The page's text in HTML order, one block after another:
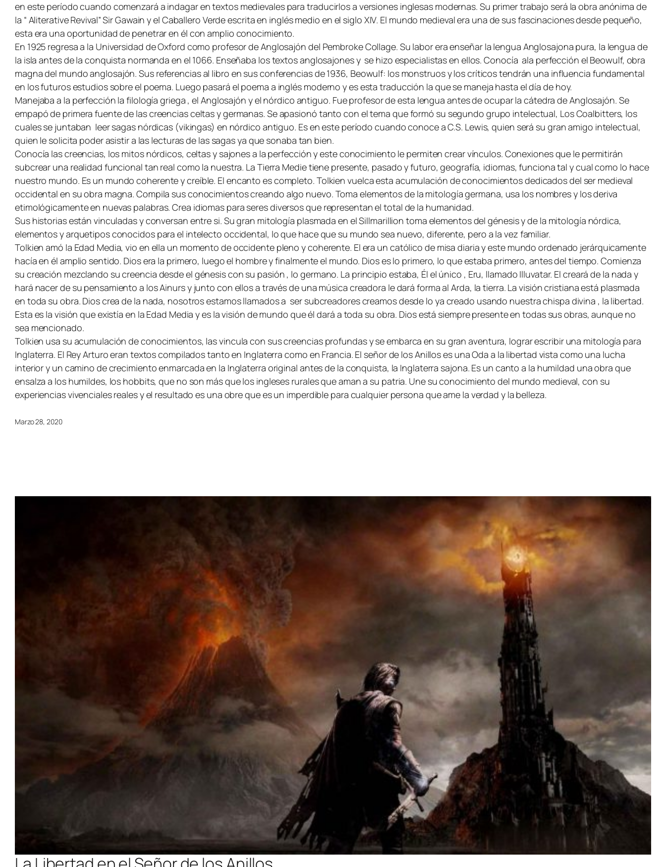
en este período cuando comenzará a indagar en textos medievales para traducirlos a versiones inglesas modernas. Su primer trabajo será la obra anónima de
la “ Aliterative Revival” Sir Gawain y el Caballero Verde escrita en inglés medio en el siglo XIV. El mundo medieval era una de sus fascinaciones desde pequeño,
esta era una oportunidad de penetrar en él con amplio conocimiento.
En 1925 regresa a la Universidad de Oxford como profesor de Anglosajón del Pembroke Collage. Su labor era enseñar la lengua Anglosajona pura, la lengua de
la isla antes de la conquista normanda en el 1066. Enseñaba los textos anglosajones y se hizo especialistas en ellos. Conocía ala perfección el Beowulf, obra
magna del mundo anglosajón. Sus referencias al libro en sus conferencias de 1936, Beowulf: los monstruos y los críticos tendrán una influencia fundamental
en los futuros estudios sobre el poema. Luego pasará el poema a inglés moderno y es esta traducción la que se maneja hasta el día de hoy.
Manejaba a la perfección la filología griega , el Anglosajón y el nórdico antiguo. Fue profesor de esta lengua antes de ocupar la cátedra de Anglosajón. Se
empapó de primera fuente de las creencias celtas y germanas. Se apasionó tanto con el tema que formó su segundo grupo intelectual, Los Coalbitters, los
cuales se juntaban leer sagas nórdicas (vikingas) en nórdico antiguo. Es en este período cuando conoce a C.S. Lewis, quien será su gran amigo intelectual,
quien le solicita poder asistir a las lecturas de las sagas ya que sonaba tan bien.
Conocía las creencias, los mitos nórdicos, celtas y sajones a la perfección y este conocimiento le permiten crear vínculos. Conexiones que le permitirán
subcrear una realidad funcional tan real como la nuestra. La Tierra Medie tiene presente, pasado y futuro, geografía, idiomas, funciona tal y cual como lo hace
nuestro mundo. Es un mundo coherente y creíble. El encanto es completo. Tolkien vuelca esta acumulación de conocimientos dedicados del ser medieval
occidental en su obra magna. Compila sus conocimientos creando algo nuevo. Toma elementos de la mitología germana, usa los nombres y los deriva
etimológicamente en nuevas palabras. Crea idiomas para seres diversos que representan el total de la humanidad.
Sus historias están vinculadas y conversan entre si. Su gran mitología plasmada en el Sillmarillion toma elementos del génesis y de la mitología nórdica,
elementos y arquetipos conocidos para el intelecto occidental, lo que hace que su mundo sea nuevo, diferente, pero a la vez familiar.
Tolkien amó la Edad Media, vio en ella un momento de occidente pleno y coherente. El era un católico de misa diaria y este mundo ordenado jerárquicamente
hacía en él amplio sentido. Dios era la primero, luego el hombre y finalmente el mundo. Dios es lo primero, lo que estaba primero, antes del tiempo. Comienza
su creación mezclando su creencia desde el génesis con su pasión , lo germano. La principio estaba, Él el único , Eru, llamado Illuvatar. El creará de la nada y
hará nacer de su pensamiento a los Ainurs y junto con ellos a través de una música creadora le dará forma al Arda, la tierra. La visión cristiana está plasmada
en toda su obra. Dios crea de la nada, nosotros estamos llamados a ser subcreadores creamos desde lo ya creado usando nuestra chispa divina , la libertad.
Esta es la visión que existía en la Edad Media y es la visión de mundo que él dará a toda su obra. Dios está siempre presente en todas sus obras, aunque no
sea mencionado.
Tolkien usa su acumulación de conocimientos, las vincula con sus creencias profundas y se embarca en su gran aventura, lograr escribir una mitología para
Inglaterra. El Rey Arturo eran textos compilados tanto en Inglaterra como en Francia. El señor de los Anillos es una Oda a la libertad vista como una lucha
interior y un camino de crecimiento enmarcada en la Inglaterra original antes de la conquista, la Inglaterra sajona. Es un canto a la humildad una obra que
ensalza a los humildes, los hobbits, que no son más que los ingleses rurales que aman a su patria. Une su conocimiento del mundo medieval, con su
experiencias vivenciales reales y el resultado es una obre que es un imperdible para cualquier persona que ame la verdad y la belleza.
Marzo 28, 2020